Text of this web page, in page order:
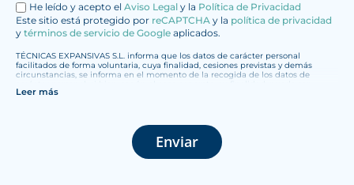
He leído y acepto el Aviso Legal y la Política de Privacidad
Este sitio está protegido por reCAPTCHA y la política de privacidad
y términos de servicio de Google aplicados.
TÉCNICAS EXPANSIVAS S.L. informa que los datos de carácter personal
facilitados de forma voluntaria, cuya finalidad, cesiones previstas y demás
circunstancias, se informa en el momento de la recogida de los datos de
alguna de las siguientes, la atención a su solicitud, queja o duda planteada,
Los datos incorporados a nuestros ficheros son absolutamente confidenciales y
serán tratados con la máxima confidencialidad y cumpliendo todos los
Leer más
Enviar